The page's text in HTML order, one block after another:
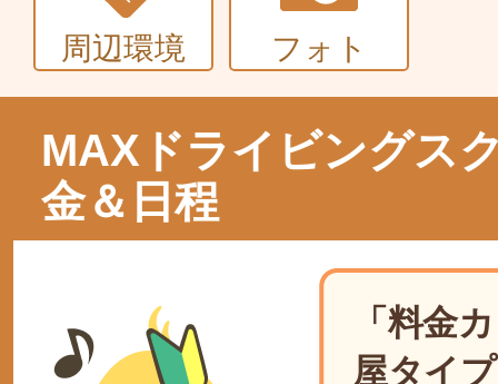
周辺環境 フォト
MAXドライビングス
金＆日程
「料金
屋タイ